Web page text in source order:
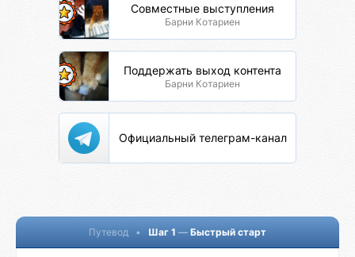
Совместные выступления
Барни Котариен
Поддержать выход контента
Барни Котариен
Официальный телеграм-канал
Путевод • Шаг 1 — Быстрый старт